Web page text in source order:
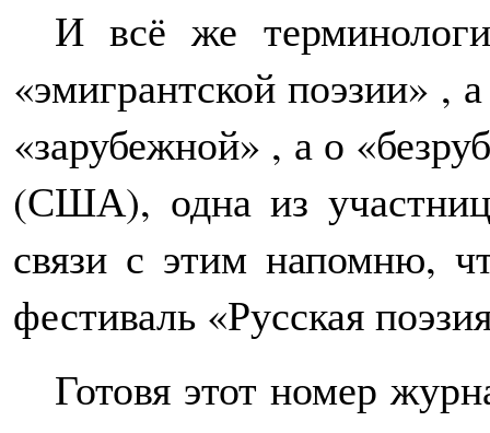
И всё же
«эмигрантской поэзии» ,
«зарубежной» , а о
(США), одна из участниц
связи с этим напомню,
фестиваль «Русская
Готовя этот номер